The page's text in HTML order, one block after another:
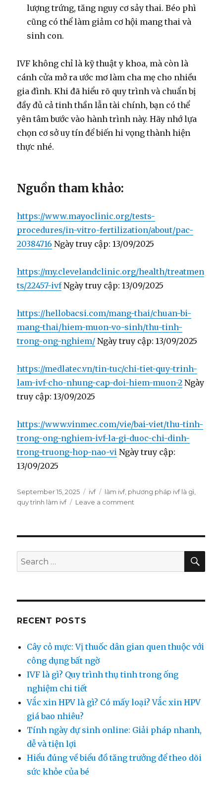
lượng trứng, tăng nguy cơ sảy thai. Béo phì
cũng có thể làm giảm cơ hội mang thai và
sinh con.
IVF không chỉ là kỹ thuật y khoa, mà còn là
cánh cửa mở ra ước mơ làm cha mẹ cho nhiều
gia đình. Khi đã hiểu rõ quy trình và chuẩn bị
đầy đủ cả tinh thần lẫn tài chính, bạn có thể
yên tâm bước vào hành trình này. Hãy nhớ lựa
chọn cơ sở uy tín để biến hi vọng thành hiện
thực nhé.
Nguồn tham khảo:
https://www.mayoclinic.org/tests-
procedures/in-vitro-fertilization/about/pac-
20384716 Ngày truy cập: 13/09/2025
https://my.clevelandclinic.org/health/treatmen
ts/22457-ivfNgày truy cập: 13/09/2025
https://hellobacsi.com/mang-thai/chuan-bi-
mang-thai/hiem-muon-vo-sinh/thu-tinh-
trong-ong-nghiem/ Ngày truy cập: 13/09/2025
https://medlatec.vn/tin-tuc/chi-tiet-quy-trinh-
lam-ivf-cho-nhung-cap-doi-hiem-muon-2 Ngày
truy cập: 13/09/2025
https://www.vinmec.com/vie/bai-viet/thu-tinh-
trong-ong-nghiem-ivf-la-gi-duoc-chi-dinh-
trong-truong-hop-nao-vi Ngày truy cập:
13/09/2025
Posted
on
September 15, 2025 Categories
ivf Tags
làm ivf, phương pháp ivf là gì,
quy trình làm ivf
Leave a comment
gì?
trình
Search
for:
RECENT POSTS
Cây cỏ mực: Vị thuốc dân gian quen thuộc với
công dụng bất ngờ
IVF là gì? Quy trình thụ tinh trong ống
nghiệm chi tiết
Vắc xin HPV là gì? Có mấy loại? Vắc xin HPV
giá bao nhiêu?
Tính ngày dự sinh online: Giải pháp nhanh,
dễ và tiện lợi
Hiểu đúng về biểu đồ tăng trưởng để theo dõi
sức khỏe của bé